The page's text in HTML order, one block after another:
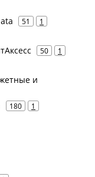
51 1
50 1
и
180 1